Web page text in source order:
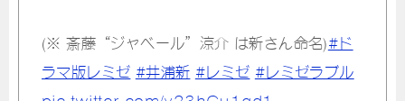
(※ 斎藤“ジャベール”涼介 は新さん命名)#ド
ラマ版レミゼ #井浦新 #レミゼ #レミゼラブル